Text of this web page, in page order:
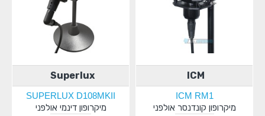
ICM
ICM RM1
מיקרופון קונדנסר אולפני
Superlux
SUPERLUX D108MKII
מיקרופון דינמי אולפני